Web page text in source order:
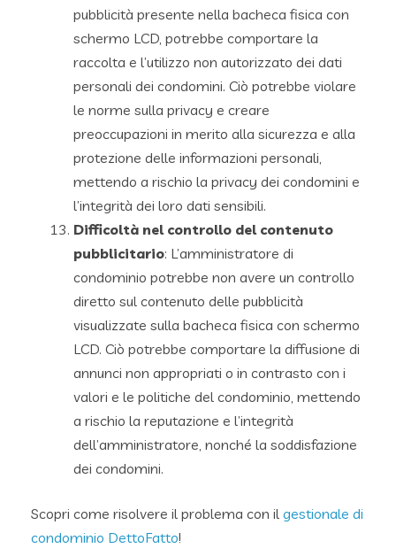
pubblicità presente nella bacheca fisica con
schermo LCD, potrebbe comportare la
raccolta e l’utilizzo non autorizzato dei dati
personali dei condomini. Ciò potrebbe violare
le norme sulla privacy e creare
preoccupazioni in merito alla sicurezza e alla
protezione delle informazioni personali,
mettendo a rischio la privacy dei condomini e
l’integrità dei loro dati sensibili.
Difficoltà nel controllo del contenuto
pubblicitario: L’amministratore di
condominio potrebbe non avere un controllo
diretto sul contenuto delle pubblicità
visualizzate sulla bacheca fisica con schermo
LCD. Ciò potrebbe comportare la diffusione di
annunci non appropriati o in contrasto con i
valori e le politiche del condominio, mettendo
a rischio la reputazione e l’integrità
dell’amministratore, nonché la soddisfazione
dei condomini.
Scopri come risolvere il problema con il gestionale di
condominio DettoFatto!